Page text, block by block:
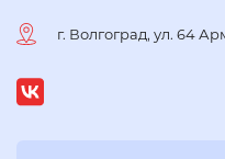
г. Волгоград, ул. 64